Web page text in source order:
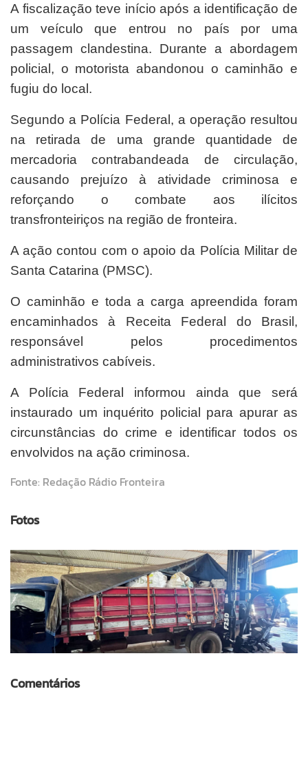
A fiscalização teve início após a identificação de
um veículo que entrou no país por uma
passagem clandestina. Durante a abordagem
policial, o motorista abandonou o caminhão e
fugiu do local.
Segundo a Polícia Federal, a operação resultou
na retirada de uma grande quantidade de
mercadoria contrabandeada de circulação,
causando prejuízo à atividade criminosa e
reforçando o combate aos ilícitos
transfronteiriços na região de fronteira.
A ação contou com o apoio da Polícia Militar de
Santa Catarina (PMSC).
O caminhão e toda a carga apreendida foram
encaminhados à Receita Federal do Brasil,
responsável pelos procedimentos
administrativos cabíveis.
A Polícia Federal informou ainda que será
instaurado um inquérito policial para apurar as
circunstâncias do crime e identificar todos os
envolvidos na ação criminosa.
Fonte: Redação Rádio Fronteira
Fotos
Comentários